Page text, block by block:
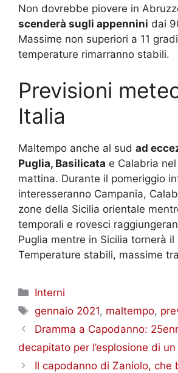
Non dovrebbe piovere in
scenderà sugli appennini dai
Massime non superiori a 11
temperature rimarranno stabili.
Previsioni
Italia
Maltempo anche al sud ad
Puglia, Basilicata e Calabria
mattina. Durante il pomeriggio
interesseranno Campania,
zone della Sicilia orientale
temporali e rovesci
Puglia mentre in Sicilia tornerà il
Temperature stabili, massime
Categorie
Interni
Tag
gennaio 2021, maltempo,
Dramma a Capodanno:
decapitato per l’esplosione di
Il capodanno di Zaniolo, che